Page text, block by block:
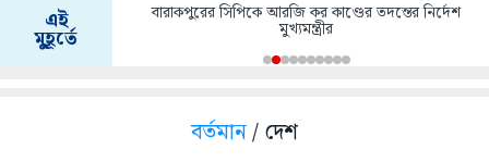
এই
মুহূর্তে
বারাকপুরের সিপিকে আরজি কর কাণ্ডের তদন্তের নির্দেশ
মুখ্যমন্ত্রীর
বর্তমান/ দেশ